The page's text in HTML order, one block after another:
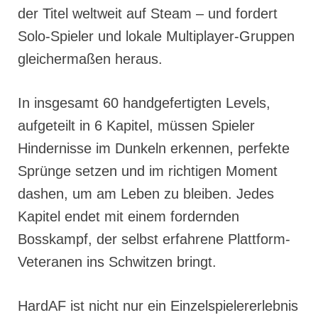
der Titel weltweit auf Steam – und fordert
Solo-Spieler und lokale Multiplayer-Gruppen
gleichermaßen heraus.
In insgesamt 60 handgefertigten Levels,
aufgeteilt in 6 Kapitel, müssen Spieler
Hindernisse im Dunkeln erkennen, perfekte
Sprünge setzen und im richtigen Moment
dashen, um am Leben zu bleiben. Jedes
Kapitel endet mit einem fordernden
Bosskampf, der selbst erfahrene Plattform-
Veteranen ins Schwitzen bringt.
HardAF ist nicht nur ein Einzelspielererlebnis